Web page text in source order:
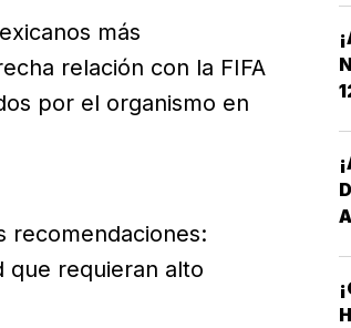
más
relación con la FIFA
por el organismo en
recomendaciones:
que requieran alto